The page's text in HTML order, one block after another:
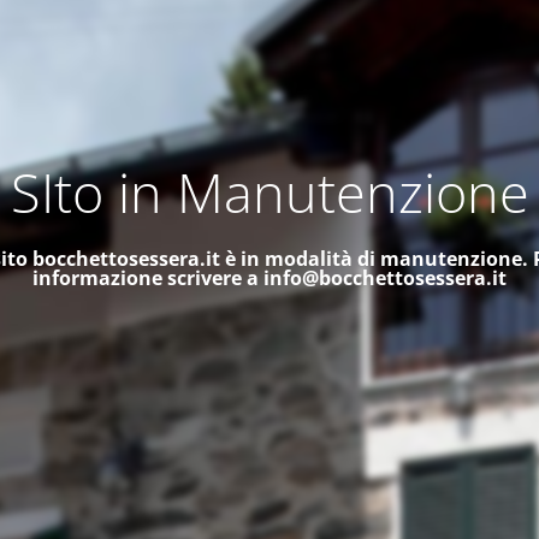
SIto in Manutenzione
bocchettosessera.it è in modalità di manutenzione.
informazione scrivere a info@bocchettosessera.it